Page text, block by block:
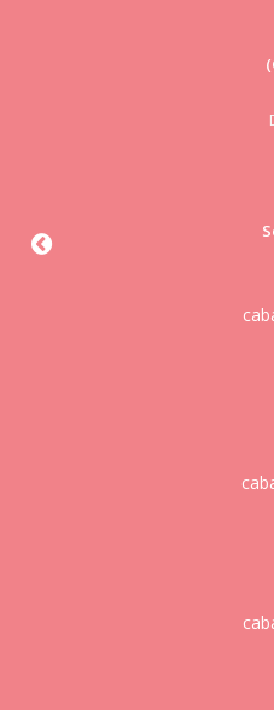
cabanisgestion@orpi.com
cabanislocation@orpi.com
cabanisgestion@orpi.com